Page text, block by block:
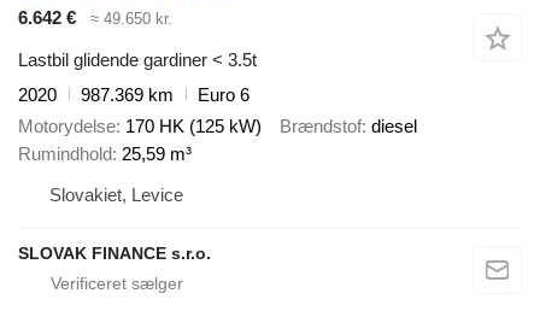
6.642 €
≈ 49.650 kr.
Lastbil glidende gardiner < 3.5t
2020
987.369 km
Euro 6
Motorydelse 170 HK (125 kW) Brændstof diesel
Rumindhold 25,59 m³
Slovakiet, Levice
SLOVAK FINANCE s.r.o.